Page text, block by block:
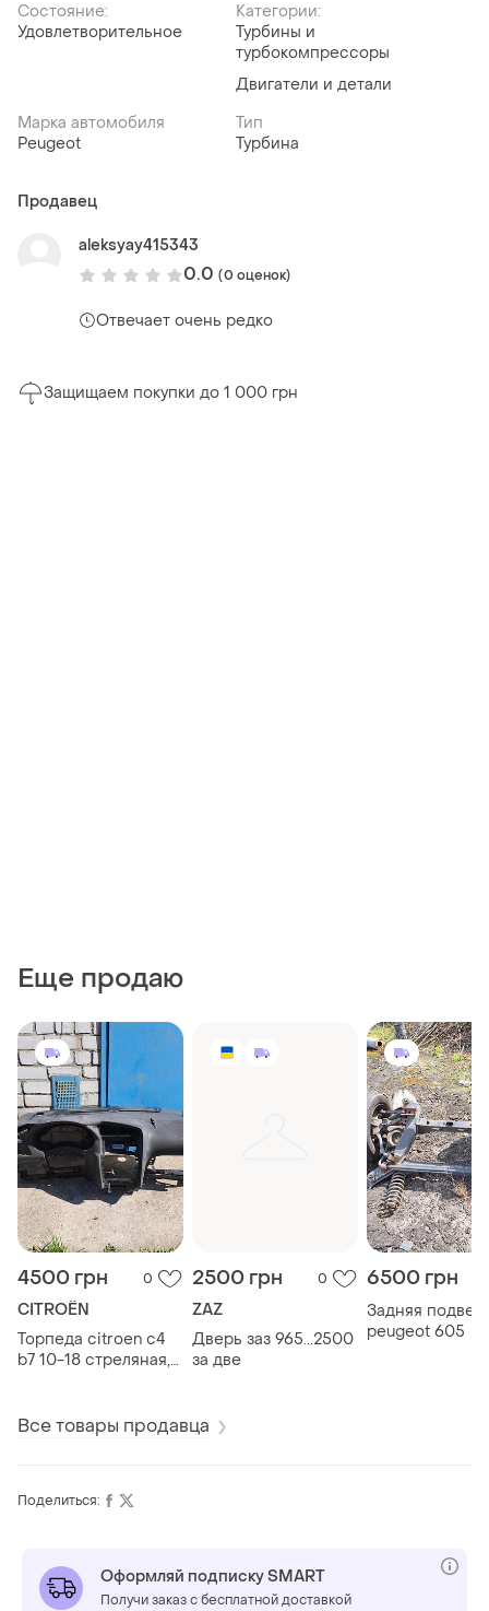
Состояние:
Удовлетворительное
Категории:
Турбины и
турбокомпрессоры
Двигатели и детали
Марка автомобиля
Peugeot
Тип
Турбина
Продавец
aleksyay415343
0.0 (0 оценок)
Отвечает очень редко
Защищаем покупки до 1 000 грн
Еще продаю
4500 грн 0
CITROËN
Торпеда citroen c4
b7 10-18 стреляная,
2500 грн 0
ZAZ
Дверь заз 965...2500
за две
6500 грн
Задняя
peugeot 605
Все товары продавца
Поделиться:
Оформляй подписку SMART
Получи заказ с бесплатной доставкой